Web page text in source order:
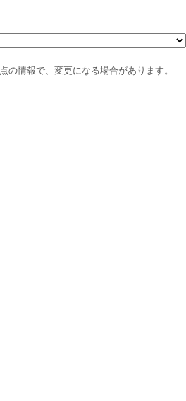
の情報で、変更になる場合があります。